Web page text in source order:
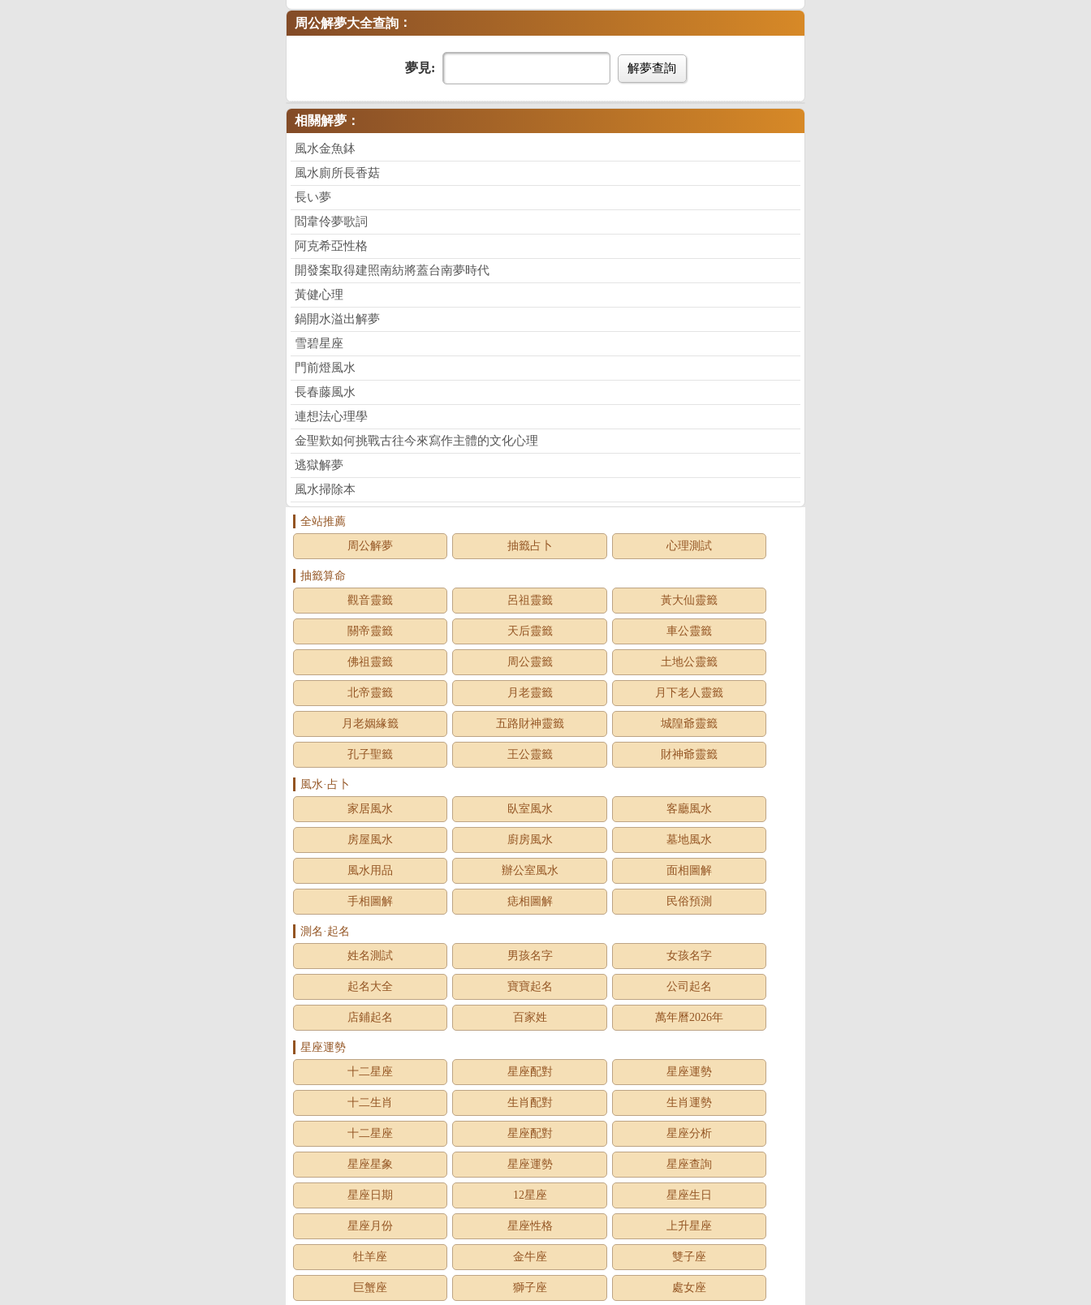
周公解夢大全查詢 ：
夢見: 解夢查詢
相關解夢：
風水金魚鉢
風水廁所長香菇
長い夢
閻韋伶夢歌詞
阿克希亞性格
開發案取得建照南紡將蓋台南夢時代
黃健心理
鍋開水溢出解夢
雪碧星座
門前燈風水
長春藤風水
連想法心理學
金聖歎如何挑戰古往今來寫作主體的文化心理
逃獄解夢
風水掃除本
全站推薦
周公解夢
抽籤占卜 心理測試
抽籤算命
觀音靈籤
呂祖靈籤 黃大仙靈籤
關帝靈籤 天后靈籤 車公靈籤
佛祖靈籤 周公靈籤 土地公靈籤
北帝靈籤 月老靈籤 月下老人靈籤
月老姻緣籤 五路財神靈籤 城隍爺靈籤
孔子聖籤 王公靈籤 財神爺靈籤
風水·占卜
家居風水
臥室風水 客廳風水
房屋風水 廚房風水 墓地風水
風水用品 辦公室風水 面相圖解
手相圖解 痣相圖解 民俗預測
測名·起名
姓名測試
男孩名字 女孩名字
起名大全 寶寶起名 公司起名
店鋪起名 百家姓 萬年曆2026年
星座運勢
十二星座
星座配對 星座運勢
十二生肖 生肖配對 生肖運勢
十二星座 星座配對 星座分析
星座星象 星座運勢 星座查詢
星座日期 12星座 星座生日
星座月份 星座性格 上升星座
牡羊座 金牛座 雙子座
巨蟹座 獅子座 處女座